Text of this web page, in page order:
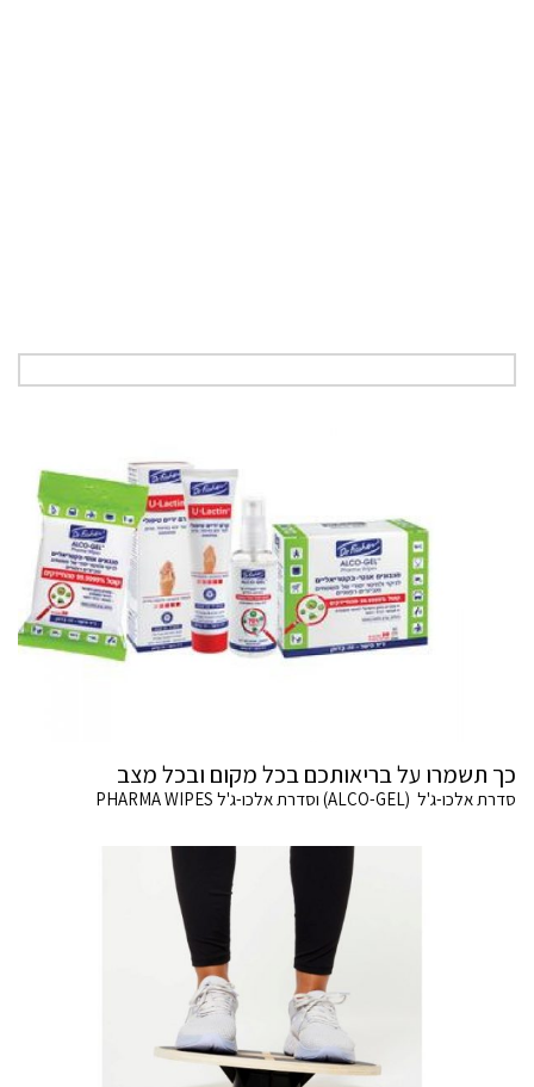
כך תשמרו על בריאותכם בכל מקום ובכל מצב
סדרת אלכו-ג'ל (ALCO-GEL) וסדרת אלכו-ג'ל PHARMA WIPES